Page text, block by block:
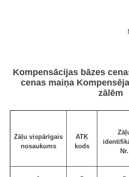
Kompensācijas bāzes
cenas maiņa
zālēm
Zāļu vispārīgais
nosaukums
ATĶ
kods
Nr.